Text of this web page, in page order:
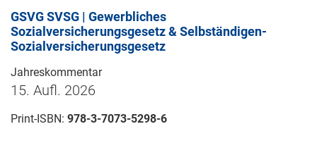
GSVG SVSG | Gewerbliches
Sozialversicherungsgesetz & Selbständigen-
Sozialversicherungsgesetz
Jahreskommentar
15. Aufl. 2026
Print-ISBN: 978-3-7073-5298-6